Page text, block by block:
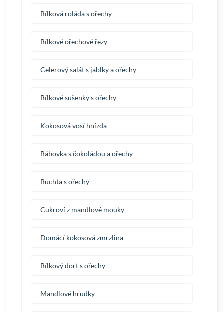
Bílková roláda s ořechy
Bílkové ořechové řezy
Celerový salát s jablky a ořechy
Bílkové sušenky s ořechy
Kokosová vosí hnízda
Bábovka s čokoládou a ořechy
Buchta s ořechy
Cukroví z mandlové mouky
Domácí kokosová zmrzlina
Bílkový dort s ořechy
Mandlové hrudky